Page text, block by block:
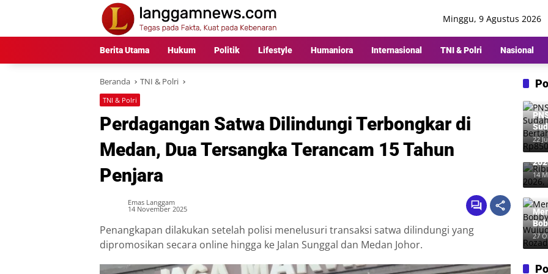
Minggu, 9 Agustus 2026
Berita Utama Hukum Politik Lifestyle Humaniora Internasional TNI & Polri Nasional
Beranda TNI & Polri
TNI & Polri
Perdagangan Satwa Dilindungi Terbongkar di
Medan, Dua Tersangka Terancam 15 Tahun
Penjara
Emas Langgam
14 November 2025
Penangkapan dilakukan setelah polisi menelusuri transaksi satwa dilindungi yang
dipromosikan secara online hingga ke Jalan Sunggal dan Medan Johor.
22
14
27